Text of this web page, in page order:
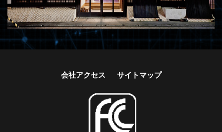
会社アクセス サイトマップ